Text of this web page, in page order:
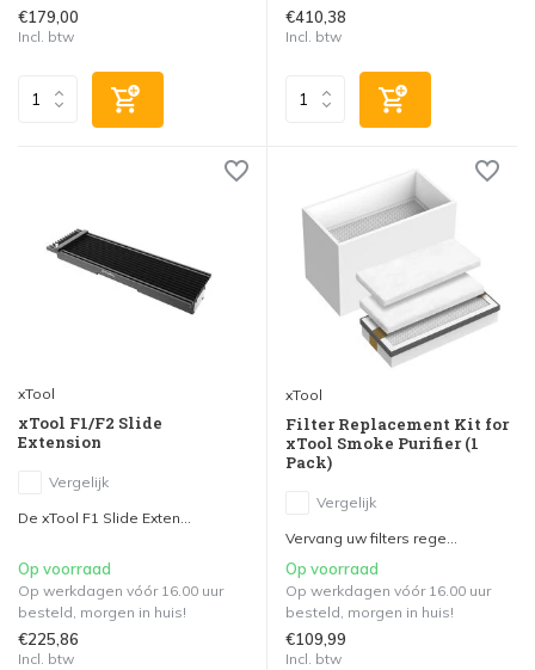
€179,00
Incl. btw
€410,38
Incl. btw
xTool
xTool F1/F2 Slide
Extension
Vergelijk
De xTool F1 Slide Exten...
Op voorraad
Op werkdagen vóór 16.00 uur
besteld, morgen in huis!
€225,86
Incl. btw
xTool
Filter Replacement Kit for
xTool Smoke Purifier (1
Pack)
Vergelijk
Vervang uw filters rege...
Op voorraad
Op werkdagen vóór 16.00 uur
besteld, morgen in huis!
€109,99
Incl. btw